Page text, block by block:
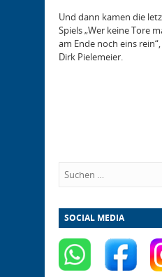
Und dann kamen die
Spiels „Wer keine Tore
am Ende noch eins
Dirk Pielemeier.
SOCIAL MEDIA